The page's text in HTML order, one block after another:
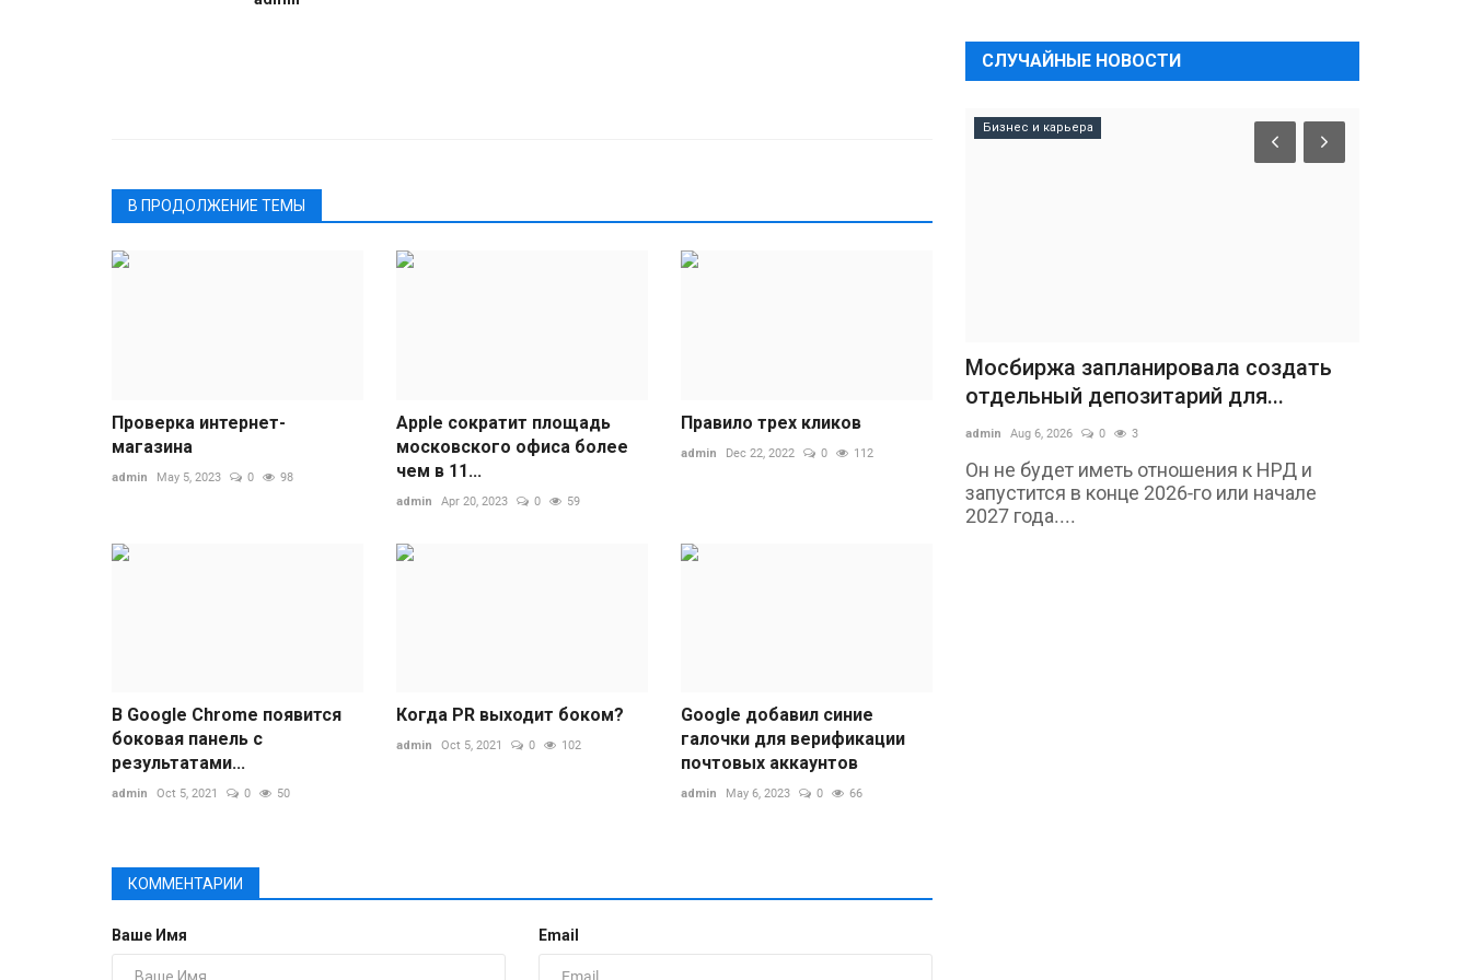
В ПРОДОЛЖЕНИЕ ТЕМЫ
Проверка интернет-
магазина
admin May 5, 2023 0 98
Apple сократит площадь
московского офиса более
чем в 11...
admin Apr 20, 2023 0 59
Правило трех кликов
admin Dec 22, 2022 0 112
В Google Chrome появится
боковая панель с
результатами...
admin Oct 5, 2021 0 50
Когда PR выходит боком?
admin Oct 5, 2021 0 102
Google добавил синие
галочки для верификации
почтовых аккаунтов
admin May 6, 2023 0 66
КОММЕНТАРИИ
Ваше Имя Email
СЛУЧАЙНЫЕ НОВОСТИ
Бизнес и карьера
Мосбиржа запланировала создать
отдельный депозитарий для...
admin Aug 6, 2026 0 3
Он не будет иметь отношения к НРД и
запустится в конце 2026-го или начале
2027 года....